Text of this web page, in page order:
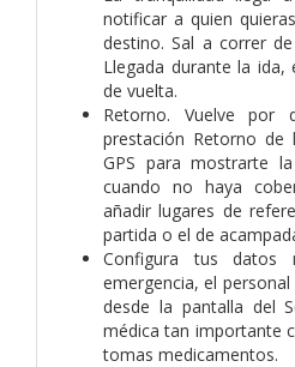
notificar a quien
destino. Sal a correr
Llegada durante la
de vuelta.
Retorno. Vuelve por
prestación Retorno
GPS para mostrarte
cuando no haya
añadir lugares de
partida o el de
Configura tus datos
emergencia, el
desde la pantalla del
médica tan importante
tomas medicamentos.